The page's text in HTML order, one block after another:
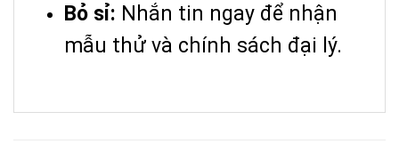
Bỏ sỉ: Nhắn tin ngay để nhận
mẫu thử và chính sách đại lý.